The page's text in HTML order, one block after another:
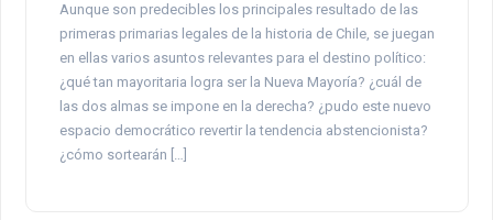
Aunque son predecibles los principales resultado de las
primeras primarias legales de la historia de Chile, se juegan
en ellas varios asuntos relevantes para el destino político:
¿qué tan mayoritaria logra ser la Nueva Mayoría? ¿cuál de
las dos almas se impone en la derecha? ¿pudo este nuevo
espacio democrático revertir la tendencia abstencionista?
¿cómo sortearán […]